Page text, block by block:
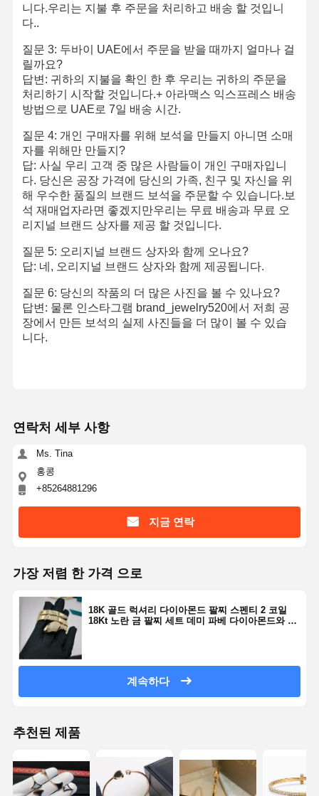
18KT 금 팔찌
18K 계주 목걸이
다이아몬드 시계 팔찌
18 카라트 금 귀걸이
18K 골드 브로치
14K 다이아몬드 팔찌
14카라트 금 반지
14CT 금 팔찌
니다.우리는 지불 후 주문을 처리하고 배송 할 것입니
다..
질문 3: 두바이 UAE에서 주문을 받을 때까지 얼마나 걸
릴까요?
답변: 귀하의 지불을 확인 한 후 우리는 귀하의 주문을
처리하기 시작할 것입니다.+ 아라맥스 익스프레스 배송
방법으로 UAE로 7일 배송 시간.
질문 4: 개인 구매자를 위해 보석을 만들지 아니면 소매
자를 위해만 만들지?
답: 사실 우리 고객 중 많은 사람들이 개인 구매자입니
다. 당신은 공장 가격에 당신의 가족, 친구 및 자신을 위
해 우수한 품질의 브랜드 보석을 주문할 수 있습니다.보
석 재매업자라면 좋겠지만우리는 무료 배송과 무료 오
리지널 브랜드 상자를 제공 할 것입니다.
질문 5: 오리지널 브랜드 상자와 함께 오나요?
답: 네, 오리지널 브랜드 상자와 함께 제공됩니다.
질문 6: 당신의 작품의 더 많은 사진을 볼 수 있나요?
답변: 물론 인스타그램 brand_jewelry520에서 저희 공
장에서 만든 보석의 실제 사진들을 더 많이 볼 수 있습
니다.
연락처 세부 사항
Ms. Tina
홍콩
+85264881296
지금 연락
가장 저렴 한 가격 으로
18K 골드 럭셔리 다이아몬드 팔찌 스펜티 2 코일
18Kt 노란 금 팔찌 세트 데미 파베 다이아몬드와 검
계속하다
추천된 제품